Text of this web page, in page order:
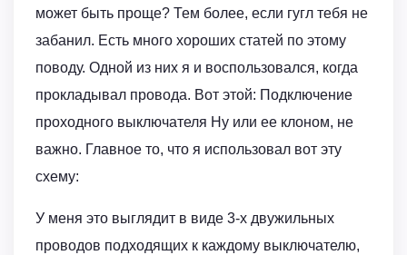
может быть проще? Тем более, если гугл тебя не
забанил. Есть много хороших статей по этому
поводу. Одной из них я и воспользовался, когда
прокладывал провода. Вот этой: Подключение
проходного выключателя Ну или ее клоном, не
важно. Главное то, что я использовал вот эту
схему:
У меня это выглядит в виде 3-х двужильных
проводов подходящих к каждому выключателю,